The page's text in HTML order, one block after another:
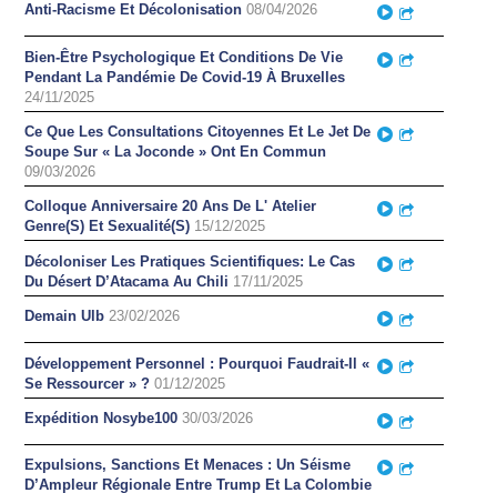
Anti-Racisme Et Décolonisation 08/04/2026 Play
Bien-Être Psychologique Et Conditions De Vie
Pendant La Pandémie De Covid-19 À Bruxelles
24/11/2025
Play
Ce Que Les Consultations Citoyennes Et Le Jet De
Soupe Sur « La Joconde » Ont En Commun
09/03/2026
Play
Colloque Anniversaire 20 Ans De L' Atelier
Genre(S) Et Sexualité(S) 15/12/2025
Play
Décoloniser Les Pratiques Scientifiques: Le Cas
Du Désert D’Atacama Au Chili 17/11/2025
Play
Demain Ulb 23/02/2026 Play
Développement Personnel : Pourquoi Faudrait-Il «
Se Ressourcer » ? 01/12/2025
Play
Expédition Nosybe100 30/03/2026 Play
Expulsions, Sanctions Et Menaces : Un Séisme
D’Ampleur Régionale Entre Trump Et La Colombie
Play